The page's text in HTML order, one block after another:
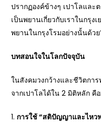
ปรากฏองค์ข้างๆ เปาโลและ
เป็นพยานเกี่ยวกับเราในกรุง
พยานในกรุงโรมอย่างนั้นด้วย
บทสอนใจในโลกปัจจุบัน
ในสังคมวงกว้างและชีวิตกา
จากเปาโลได้ใน 2 มิติหลัก คือ:
1.การใช้ “สติปัญญาและไหว